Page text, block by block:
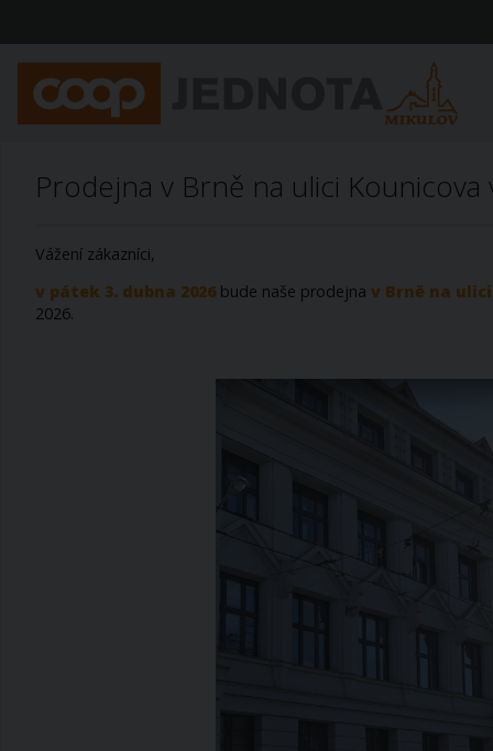
Prodejna v Brně na ulici
Vážení zákazníci,
v pátek 3. dubna 2026bude naše prodejna v Brně na
2026.